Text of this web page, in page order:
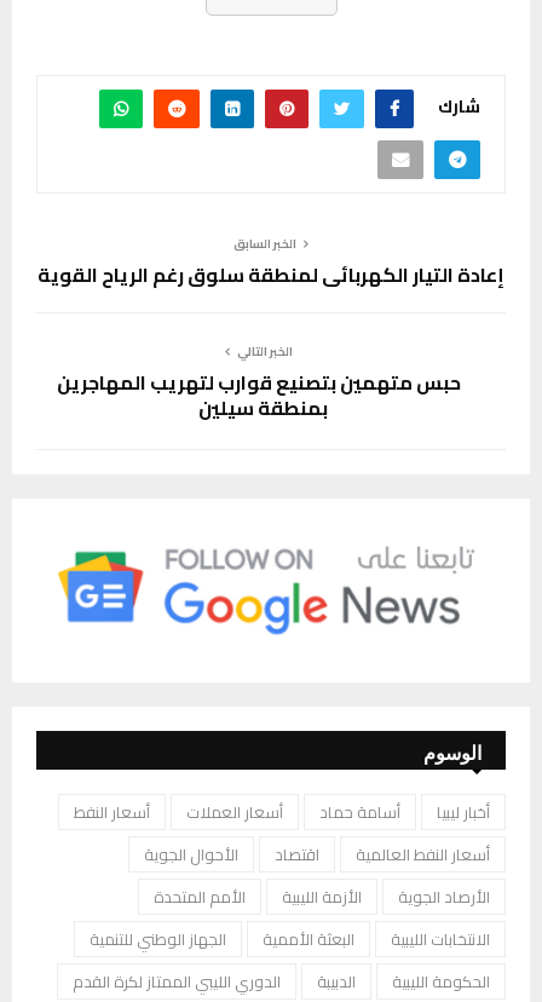
شارك
الخبر السابق
إعادة التيار الكهربائي لمنطقة سلوق رغم الرياح القوية
الخبر التالي
حبس متهمين بتصنيع قوارب لتهريب المهاجرين
بمنطقة سيلين
الوسوم
أخبار ليبيا أسامة حماد أسعار العملات
أسعار النفط
أسعار النفط العالمية
اقتصاد
الأحوال الجوية
الأرصاد الجوية
الأزمة الليبية
الأمم المتحدة
الانتخابات الليبية
البعثة الأممية
الجهاز الوطني للتنمية
الحكومة الليبية
الدبيبة
الدوري الليبي الممتاز لكرة القدم